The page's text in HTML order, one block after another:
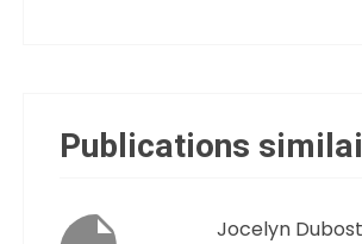
Publications
Jocelyn